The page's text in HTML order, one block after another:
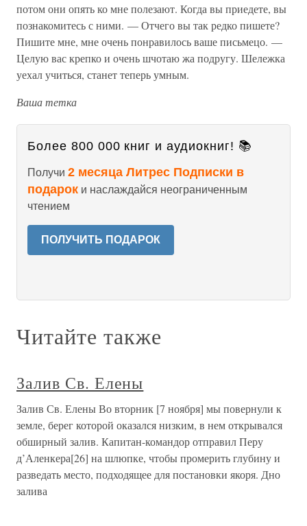
потом они опять ко мне полезают. Когда вы приедете, вы
познакомитесь с ними. — Отчего вы так редко пишете?
Пишите мне, мне очень понравилось ваше письмецо. —
Целую вас крепко и очень шчотаю жа подругу. Шележка
уехал учиться, станет теперь умным.
Ваша тетка
Более 800 000 книг и аудиокниг! 📚
Получи 2 месяца Литрес Подписки в
подарок и наслаждайся неограниченным
чтением
ПОЛУЧИТЬ ПОДАРОК
Читайте также
Залив Св. Елены
Залив Св. Елены Во вторник [7 ноября] мы повернули к
земле, берег которой оказался низким, в нем открывался
обширный залив. Капитан-командор отправил Перу
д’Аленкера[26] на шлюпке, чтобы промерить глубину и
разведать место, подходящее для постановки якоря. Дно
залива